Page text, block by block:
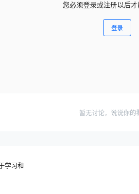
您必须登录或注册以后
登录
暂无讨论，说说你的
学习和